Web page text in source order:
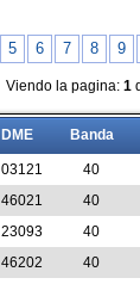
5 6 7 8 9
Viendo la pagina: 1
DME Banda
03121 40
46021 40
23093 40
46202 40